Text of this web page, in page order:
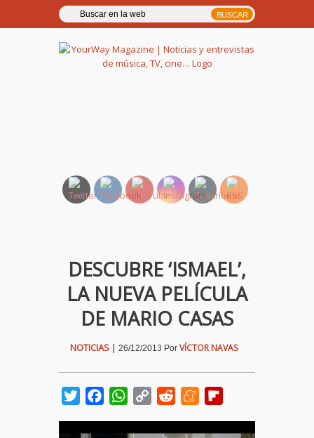
DESCUBRE ‘ISMAEL’,
LA NUEVA PELÍCULA
DE MARIO CASAS
NOTICIAS| 26/12/2013 Por VÍCTOR NAVAS
TwitterFacebookWhatsApp
Copy
Reddit Meneame